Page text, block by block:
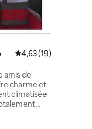
Note moyenne de
4,63 (19)
amis de
climatisée
les